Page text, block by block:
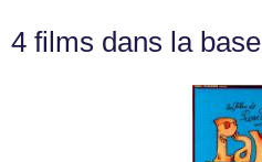
4 films dans la base